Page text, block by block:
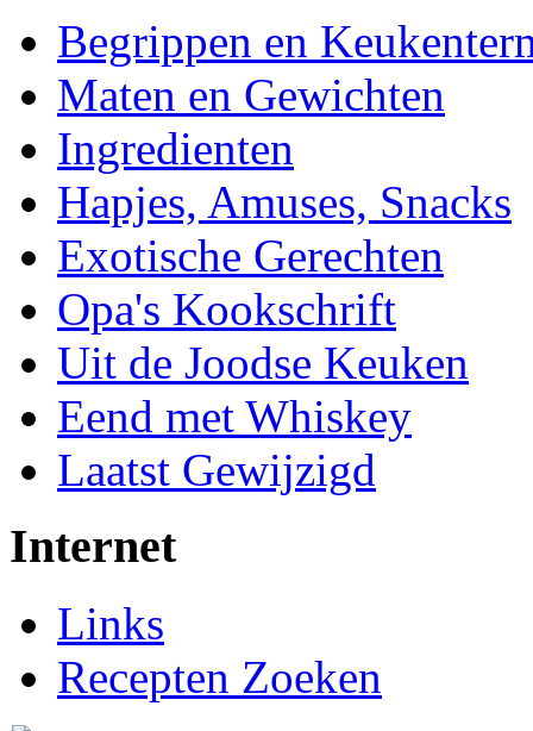
Begrippen en
Maten en Gewichten
Ingredienten
Hapjes, Amuses, Snacks
Exotische Gerechten
Opa's Kookschrift
Uit de Joodse Keuken
Eend met Whiskey
Laatst Gewijzigd
Internet
Links
Recepten Zoeken